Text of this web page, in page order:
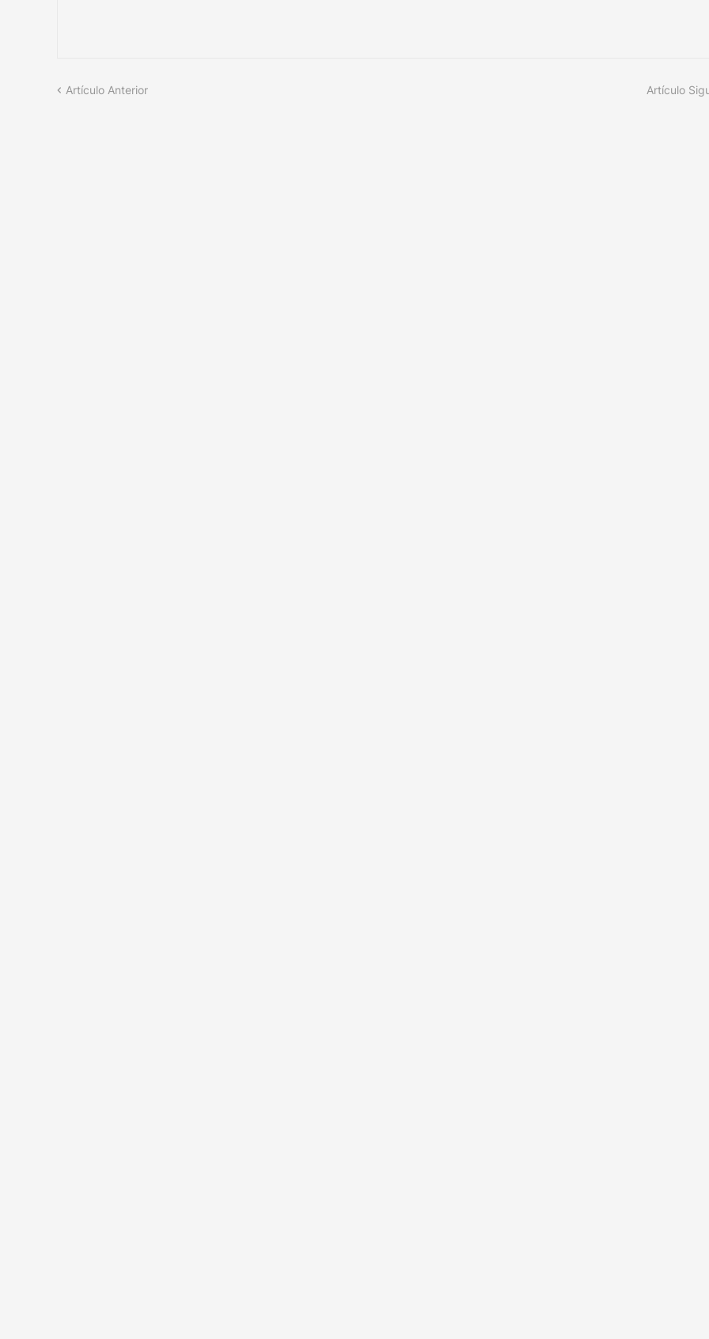
Artículo Anterior Artículo